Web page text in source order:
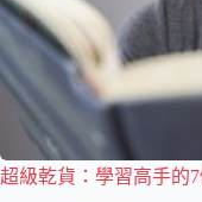
超級乾貨：學習高手的